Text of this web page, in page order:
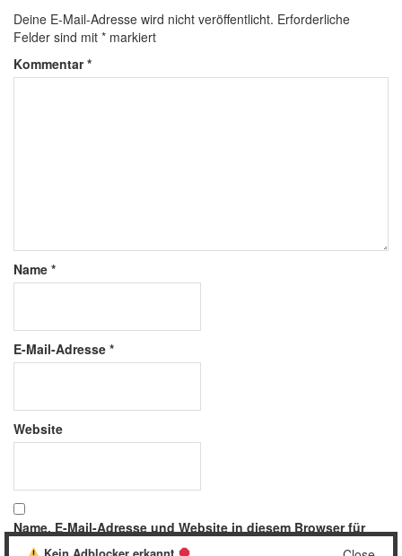
Deine E-Mail-Adresse wird nicht veröffentlicht. Erforderliche
Felder sind mit * markiert
Kommentar*
Name *
E-Mail-Adresse *
Website
Name, E-Mail-Adresse und Website in diesem Browser für
meinen nächsten Kommentar speichern.